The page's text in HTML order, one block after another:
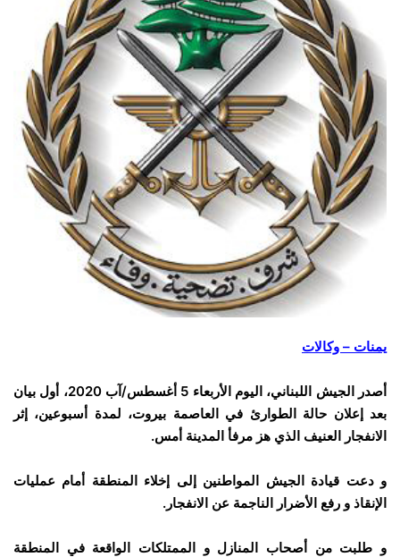
يمنات – وكالات
أصدر الجيش اللبناني، اليوم الأربعاء 5 أغسطس/آب 2020، أول بيان
بعد إعلان حالة الطوارئ في العاصمة بيروت، لمدة أسبوعين، إثر
الانفجار العنيف الذي هز مرفأ المدينة أمس.
و دعت قيادة الجيش المواطنين إلى إخلاء المنطقة أمام عمليات
الإنقاذ و رفع الأضرار الناجمة عن الانفجار.
و طلبت من أصحاب المنازل و الممتلكات الواقعة في المنطقة